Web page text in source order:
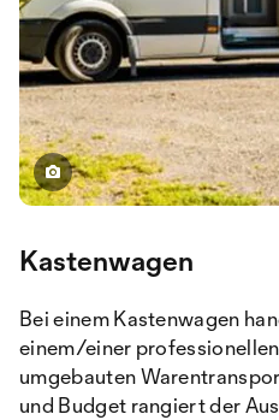
Kastenwagen
Bei einem Kastenwagen
einem/einer
umgebauten
und Budget rangiert der